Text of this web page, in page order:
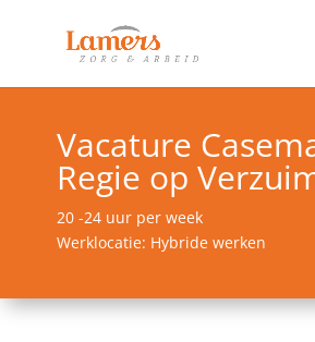
Vacature
Regie op
20 -24 uur per week
Werklocatie: Hybride werken